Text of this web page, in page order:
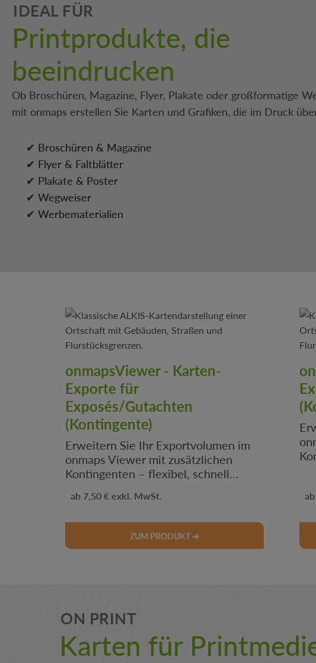
IDEAL FÜR
Printprodukte, die
beeindrucken
Ob Broschüren, Magazine, Flyer, Plakate oder großformatige
mit onmaps erstellen Sie Karten und Grafiken, die im Druck
✔ Broschüren & Magazine
✔ Flyer & Faltblätter
✔ Plakate & Poster
✔ Wegweiser
✔ Werbematerialien
onmapsViewer - Karten-
Exporte für
Exposés/Gutachten
(Kontingente)
Erweitern Sie Ihr Exportvolumen im
onmaps Viewer mit zusätzlichen
Kontingenten – flexibel, schnell
Kartennutzung.
Regulärer Preis:
7,50 €
ZUM PRODUKT ➔
ON PRINT
Karten für